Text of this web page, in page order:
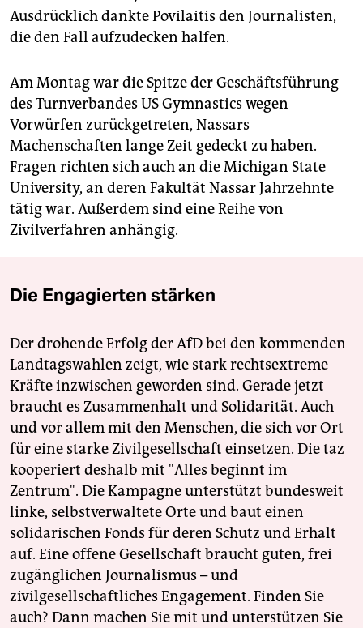
Ausdrücklich dankte Povilaitis den Journalisten,
die den Fall aufzudecken halfen.
Am Montag war die Spitze der Geschäftsführung
des Turnverbandes US Gymnastics wegen
Vorwürfen zurückgetreten, Nassars
Machenschaften lange Zeit gedeckt zu haben.
Fragen richten sich auch an die Michigan State
University, an deren Fakultät Nassar Jahrzehnte
tätig war. Außerdem sind eine Reihe von
Zivilverfahren anhängig.
Die Engagierten stärken
Der drohende Erfolg der AfD bei den kommenden
Landtagswahlen zeigt, wie stark rechtsextreme
Kräfte inzwischen geworden sind. Gerade jetzt
braucht es Zusammenhalt und Solidarität. Auch
und vor allem mit den Menschen, die sich vor Ort
für eine starke Zivilgesellschaft einsetzen. Die taz
kooperiert deshalb mit "Alles beginnt im
Zentrum". Die Kampagne unterstützt bundesweit
linke, selbstverwaltete Orte und baut einen
solidarischen Fonds für deren Schutz und Erhalt
auf. Eine offene Gesellschaft braucht guten, frei
zugänglichen Journalismus – und
zivilgesellschaftliches Engagement. Finden Sie
auch? Dann machen Sie mit und unterstützen Sie